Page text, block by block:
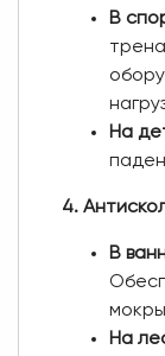
В
На
4.
В
На